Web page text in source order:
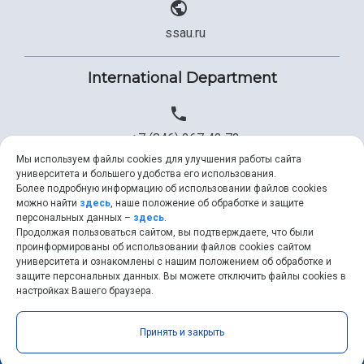
ssau.ru
International Department
+7 (846) 267 43 73
+7 (846) 334 57 22
ssau@ssau.ru
Samara University © 2026 | API
Мы используем файлы cookies для улучшения работы сайта
университета и большего удобства его использования.
Более подробную информацию об использовании файлов cookies
можно найти здесь, наше положение об обработке и защите
персональных данных – здесь.
Продолжая пользоваться сайтом, вы подтверждаете, что были
проинформированы об использовании файлов cookies сайтом
университета и ознакомлены с нашим положением об обработке и
защите персональных данных. Вы можете отключить файлы cookies в
настройках Вашего браузера.
Принять и закрыть